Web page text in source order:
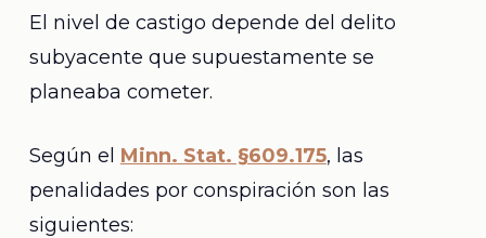
El nivel de castigo depende del delito
subyacente que supuestamente se
planeaba cometer.
Según el Minn. Stat. §609.175, las
penalidades por conspiración son las
siguientes: